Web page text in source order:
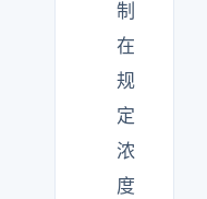
制
在
规
定
浓
度